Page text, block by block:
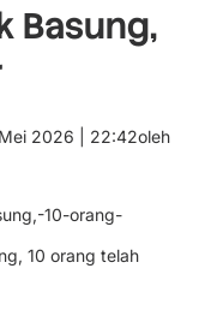
Basung,
2026 | 22:42oleh
10 orang telah